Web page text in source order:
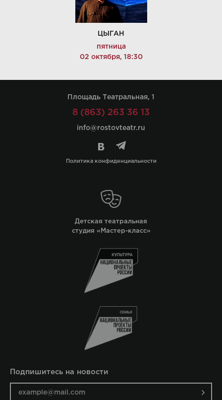
ЦЫГАН
пятница
02 октября, 18:30
Площадь Театральная, 1
8 (863) 263 36 13
info@rostovteatr.ru
Политика конфиденциальности
Детская театральная
студия «Мастер-класс»
Подпишитесь на новости